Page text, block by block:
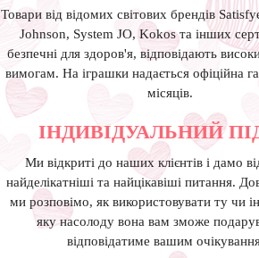
Товари від відомих світових брендів
Johnson, System JO, Kokos та інших
безпечні для здоров'я, відповідають
вимогам. На іграшки надається офіційна
місяців.
ІНДИВІДУАЛЬНИЙ
Ми відкриті до наших клієнтів і дамо
найделікатніші та найцікавіші питання.
ми розповімо, як використовувати ту чи
яку насолоду вона вам зможе
відповідатиме вашим